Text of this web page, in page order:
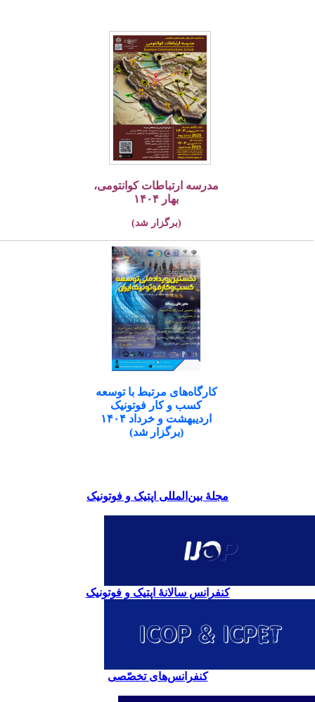
مدرسه ارتباطات کوانتومی،
بهار ۱۴۰۴
(برگزار شد)
کارگاه‌های مرتبط با توسعه
کسب و کار فوتونیک
اردیبهشت و خرداد ۱۴۰۴
(برگزار شد)
مجلۀ بین‌المللی اپتیک و فوتونیک
کنفرانس سالانۀ اپتیک و فوتونیک
کنفرانس‌های تخصّصی